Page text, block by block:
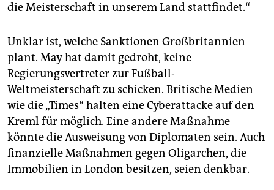
die Meisterschaft in unserem Land stattfindet.“
Unklar ist, welche Sanktionen Großbritannien
plant. May hat damit gedroht, keine
Regierungsvertreter zur Fußball-
Weltmeisterschaft zu schicken. Britische Medien
wie die „Times“ halten eine Cyberattacke auf den
Kreml für möglich. Eine andere Maßnahme
könnte die Ausweisung von Diplomaten sein. Auch
finanzielle Maßnahmen gegen Oligarchen, die
Immobilien in London besitzen, seien denkbar.